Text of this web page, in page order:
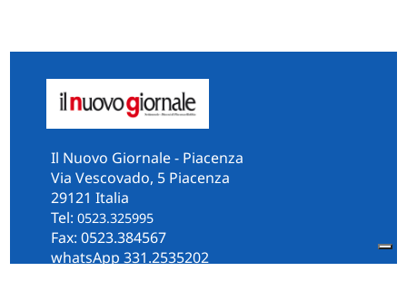
Il Nuovo Giornale - Piacenza
Via Vescovado, 5 Piacenza
29121 Italia
Tel: 0523.325995
Fax: 0523.384567
whatsApp 331.2535202